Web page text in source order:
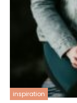
inspiration